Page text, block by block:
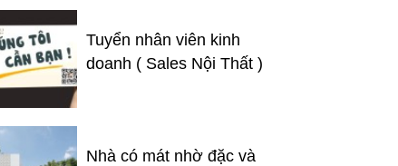
Tuyển nhân viên kinh
doanh ( Sales Nội Thất )
Nhà có mát nhờ đặc và